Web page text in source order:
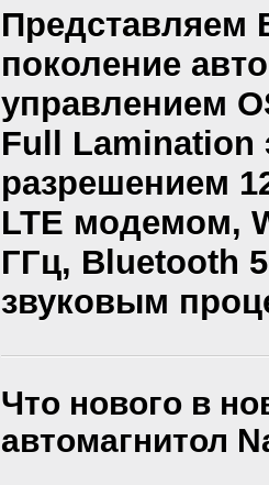
поколение
управлением
Full Lamination
разрешением
LTE модемом,
ГГц, Bluetooth
звуковым
Что нового в
автомагнитол